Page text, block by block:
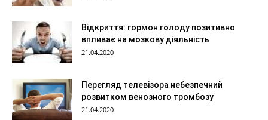
Відкриття: гормон голоду позитивно
впливає на мозкову діяльність
21.04.2020
Перегляд телевізора небезпечний
розвитком венозного тромбозу
21.04.2020